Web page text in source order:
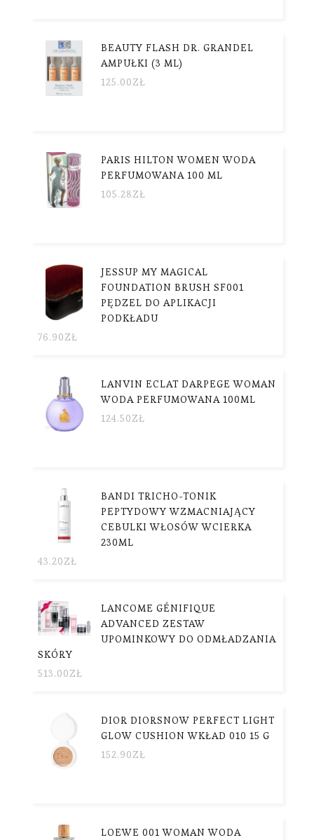
BEAUTY FLASH DR. GRANDEL
AMPUŁKI (3 ML)
125.00ZŁ
PARIS HILTON WOMEN WODA
PERFUMOWANA 100 ML
105.28ZŁ
JESSUP MY MAGICAL
FOUNDATION BRUSH SF001
PĘDZEL DO APLIKACJI
PODKŁADU
76.90ZŁ
LANVIN ECLAT DARPEGE WOMAN
WODA PERFUMOWANA 100ML
124.50ZŁ
BANDI TRICHO-TONIK
PEPTYDOWY WZMACNIAJĄCY
CEBULKI WŁOSÓW WCIERKA
230ML
43.20ZŁ
LANCOME GÉNIFIQUE
ADVANCED ZESTAW
UPOMINKOWY DO ODMŁADZANIA
SKÓRY
513.00ZŁ
DIOR DIORSNOW PERFECT LIGHT
GLOW CUSHION WKŁAD 010 15 G
152.90ZŁ
LOEWE 001 WOMAN WODA